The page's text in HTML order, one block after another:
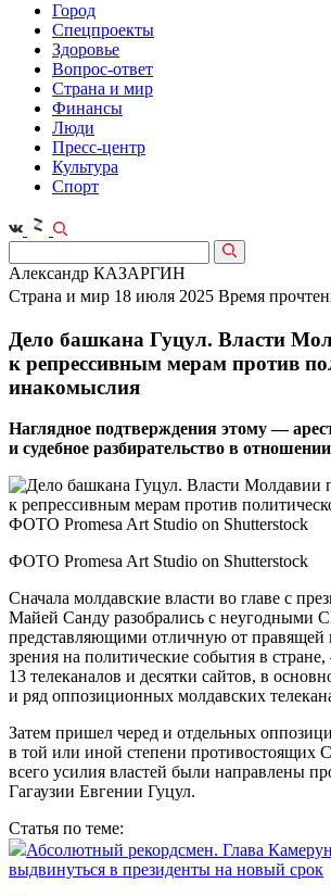
Город
Спецпроекты
Здоровье
Вопрос-ответ
Страна и мир
Финансы
Люди
Пресс-центр
Культура
Спорт
Александр КАЗАРГИН
Страна и мир 18 июля 2025 Время
Дело башкана Гуцул. Власти
к репрессивным мерам против
инакомыслия
Наглядное подтверждения этому —
и судебное разбирательство в
ФОТО Promesa Art Studio on Shutterstock
Сначала молдавские власти во главе с
Майей Санду разобрались с неугодными
представляющими отличную от правящей
зрения на политические события в
13 телеканалов и десятки сайтов, в
и ряд оппозиционных молдавских
Затем пришел черед и отдельных
в той или иной степени противостоящих
всего усилия властей были направлены
Гагаузии Евгении Гуцул.
Статья по теме:
Абсолютный рекордсмен. Глава
выдвинуться в президенты на новый срок